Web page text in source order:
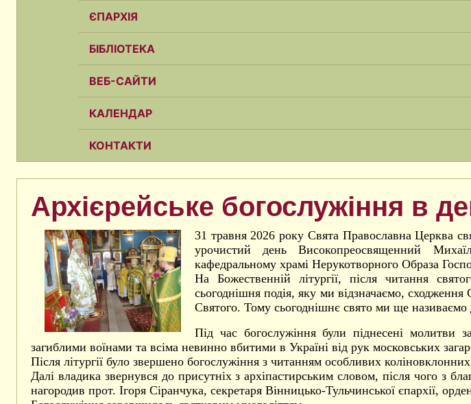
ЄПАРХІЯ
БІБЛІОТЕКА
ВЕБ-САЙТИ
КАЛЕНДАР
КОНТАКТИ
Архієрейське богослужіння в
31 травня 2026 року Свята Православна Церква
урочистий день Високопреосвященний
кафедральному храмі Нерукотворного Образа
На Божественній літургії, після читання
сьогоднішня подія, яку ми відзначаємо,
Святого. Тому сьогоднішнє свято ми ще називаємо
Під час богослужіння були піднесені молитви
загиблими воїнами та всіма невинно вбитими в Україні від рук московських
Після літургії було звершено богослужіння з читанням особливих
Далі владика звернувся до присутніх з архіпастирським словом, після чого з
нагородив прот. Ігоря Сіранчука, секретаря Вінницько-Тульчинської єпархії,